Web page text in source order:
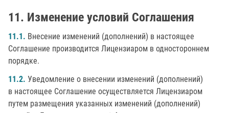
Изменение условий Соглашения
11.1. Внесение изменений (дополнений) в настоящее
Соглашение производится Лицензиаром в одностороннем
порядке.
11.2. Уведомление о внесении изменений (дополнений)
в настоящее Соглашение осуществляется Лицензиаром
путем размещения указанных изменений (дополнений)